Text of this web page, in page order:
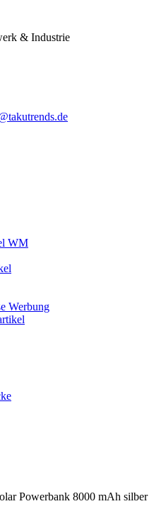
& Industrie
WM
Werbung
Powerbank 8000 mAh silber